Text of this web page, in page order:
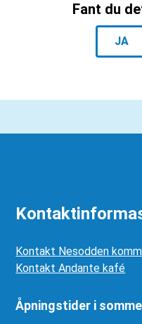
Fant du
JA
Kontakt Nesodden
Kontakt Andante kafé
Åpningstider i